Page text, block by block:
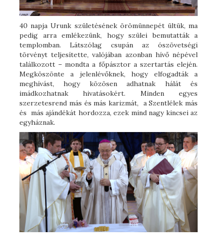
40 napja Urunk születésének örömünnepét ültük, ma
pedig arra emlékezünk, hogy szülei bemutatták a
templomban. Látszólag csupán az ószövetségi
törvényt teljesítette, valójában azonban hívő népével
találkozott – mondta a főpásztor a szertartás elején.
Megköszönte a jelenlévőknek, hogy elfogadták a
meghívást, hogy közösen adhatnak hálát és
imádkozhatnak hivatásokért. Minden egyes
szerzetesrend más és más karizmát, a Szentlélek más
és más ajándékát hordozza, ezek mind nagy kincsei az
egyháznak.